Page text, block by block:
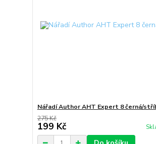
Nářadí Author AHT Expert 8 černá/
275 Kč
199 Kč